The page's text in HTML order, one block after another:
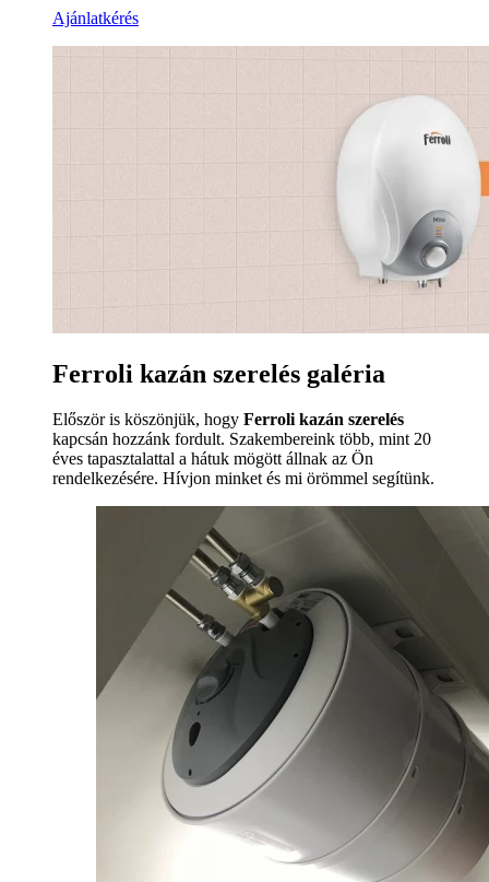
Ajánlatkérés
Ferroli kazán szerelés galéria
Először is köszönjük, hogy Ferroli kazán szerelés
kapcsán hozzánk fordult. Szakembereink több, mint 20
éves tapasztalattal a hátuk mögött állnak az Ön
rendelkezésére. Hívjon minket és mi örömmel segítünk.